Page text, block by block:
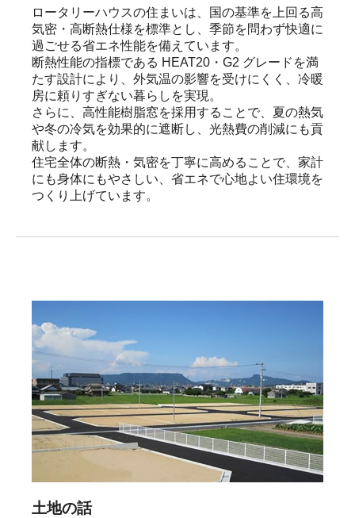
ロータリーハウスの住まいは、国の基準を上回る高
気密・高断熱仕様を標準とし、季節を問わず快適に
過ごせる省エネ性能を備えています。
断熱性能の指標である HEAT20・G2 グレードを満
たす設計により、外気温の影響を受けにくく、冷暖
房に頼りすぎない暮らしを実現。
さらに、高性能樹脂窓を採用することで、夏の熱気
や冬の冷気を効果的に遮断し、光熱費の削減にも貢
献します。
住宅全体の断熱・気密を丁寧に高めることで、家計
にも身体にもやさしい、省エネで心地よい住環境を
つくり上げています。
土地の話